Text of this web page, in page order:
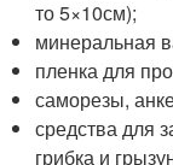
то 5×10см);
минеральная
пленка для
саморезы,
средства для
грибка и